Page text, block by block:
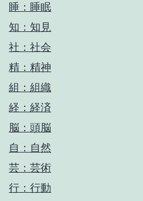
睡：睡眠
知：知見
社：社会
精：精神
組：組織
経：経済
脳：頭脳
自：自然
芸：芸術
行：行動